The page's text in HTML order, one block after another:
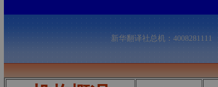
新华翻译社总机：